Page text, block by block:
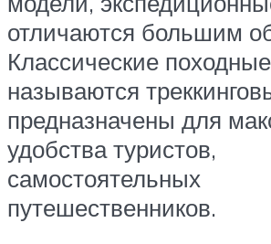
отличаются большим
Классические
называются
предназначены для
удобства туристов,
самостоятельных
путешественников.